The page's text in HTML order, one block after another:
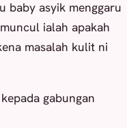
baby asyik menggaru
ialah apakah
masalah kulit ni
gabungan